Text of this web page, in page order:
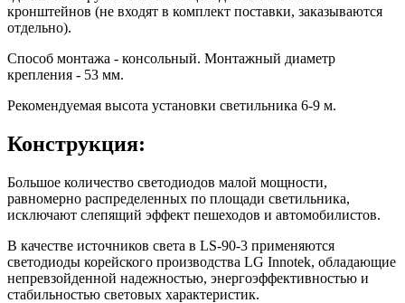
кронштейнов (не входят в комплект поставки, заказываются
отдельно).
Способ монтажа - консольный. Монтажный диаметр
крепления - 53 мм.
Рекомендуемая высота установки светильника 6-9 м.
Конструкция:
Большое количество светодиодов малой мощности,
равномерно распределенных по площади светильника,
исключают слепящий эффект пешеходов и автомобилистов.
В качестве источников света в LS-90-3 применяются
светодиоды корейского производства LG Innotek, обладающие
непревзойденной надежностью, энергоэффективностью и
стабильностью световых характеристик.